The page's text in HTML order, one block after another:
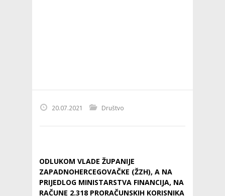
20.07.2021 Društvo
ODLUKOM VLADE ŽUPANIJE
ZAPADNOHERCEGOVAČKE (ŽZH), A NA
PRIJEDLOG MINISTARSTVA FINANCIJA, NA
RAČUNE 2.318 PRORAČUNSKIH KORISNIKA